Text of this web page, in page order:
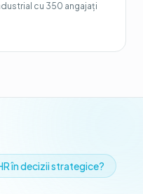
cu 350 angajați
în decizii strategice?